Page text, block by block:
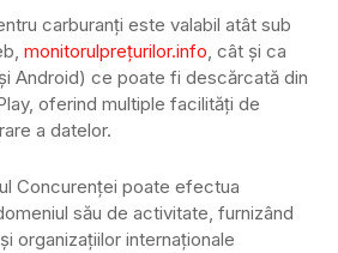
carburanţi este valabil atât sub
monitorulpreţurilor.info, cât şi ca
Android) ce poate fi descărcată din
oferind multiple facilităţi de
a datelor.
Concurenţei poate efectua
său de activitate, furnizând
organizaţiilor internaţionale